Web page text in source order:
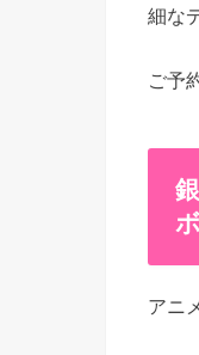
細な
ご予
アニ